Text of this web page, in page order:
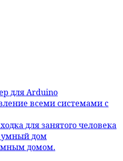
для Arduino
всеми системами с
для занятого человека
умный дом
домом.